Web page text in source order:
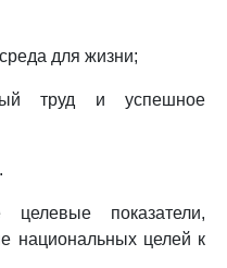
для жизни;
труд и успешное
показатели,
национальных целей к